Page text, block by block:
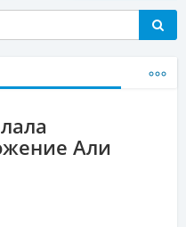
Али